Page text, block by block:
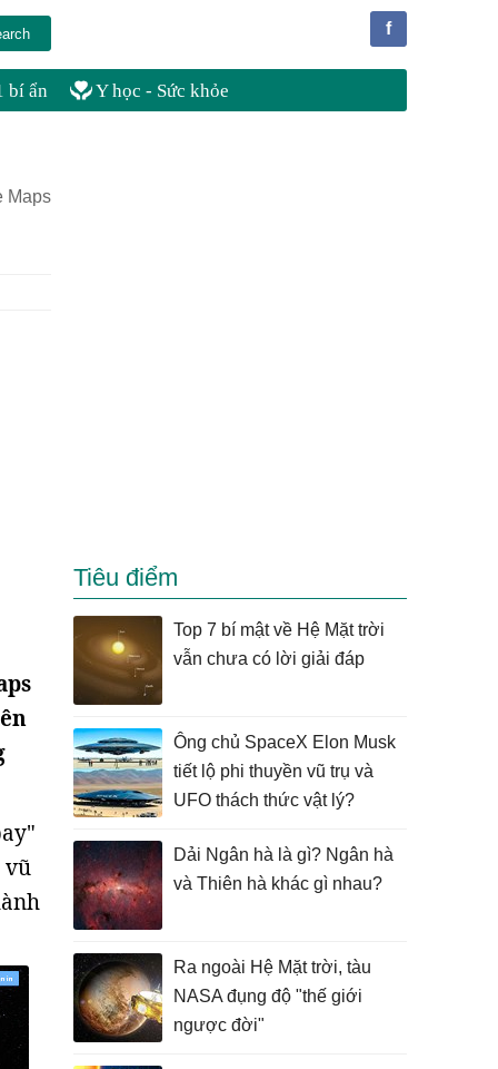
f
bí ẩn Y học - Sức khỏe
Maps
vũ
Tiêu điểm
Top 7 bí mật về Hệ Mặt trời
vẫn chưa có lời giải đáp
Ông chủ SpaceX Elon Musk
tiết lộ phi thuyền vũ trụ và
UFO thách thức vật lý?
Dải Ngân hà là gì? Ngân hà
và Thiên hà khác gì nhau?
Ra ngoài Hệ Mặt trời, tàu
NASA đụng độ "thế giới
ngược đời"